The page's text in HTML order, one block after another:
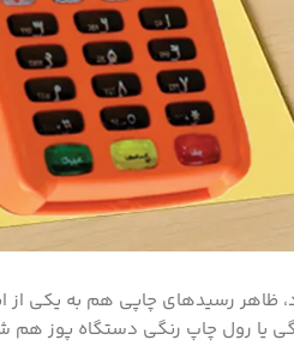
ظاهر رسیدهای چاپی هم به یکی
یا رول چاپ رنگی دستگاه پوز هم